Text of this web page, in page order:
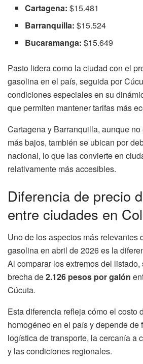
Cartagena: $15.481
Barranquilla: $15.524
Bucaramanga: $15.649
Pasto lidera como la ciudad con el
gasolina en el país, seguida por
condiciones especiales en su
que permiten mantener tarifas más
Cartagena y Barranquilla, aunque
más bajos, también se ubican por
nacional, lo que las convierte en
relativamente más accesibles.
Diferencia de precio
entre ciudades en
Uno de los aspectos más relevantes
gasolina en abril de 2026 es la
Al comparar los extremos del
brecha de2.126 pesos por galón
Cúcuta.
Esta diferencia refleja cómo el costo
homogéneo en el país y depende de
logística de transporte, la cercanía a
y las condiciones regionales.